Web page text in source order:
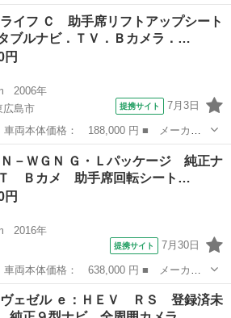
Ｎ－ＢＯＸカスタム ■ グレード
ルセグ メモリーナビ ミュージックプ
イフ Ｃ 助手席リフトアップシート
ブルナビ．ＴＶ．Ｂカメラ．…
円
2006年
広島市
提携サイト 7月3日
ライフ ■ グレード名： Ｃ 助手席リ
ブルナビ．ＴＶ．Ｂカメラ．純正ＣＤチュ
フ
－ＷＧＮ Ｇ・Ｌパッケージ 純正ナ
Ｂカメ 助手席回転シート…
円
2016年
提携サイト 7月30日
－ＷＧＮ ■ グレード名： Ｇ・Ｌパ
Ｂカメ 助手席回転シート プラズマク
ヴェゼル ｅ：ＨＥＶ ＲＳ 登録済未